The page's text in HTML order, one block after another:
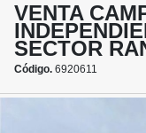
VENTA
SECTOR
Código. 6920611